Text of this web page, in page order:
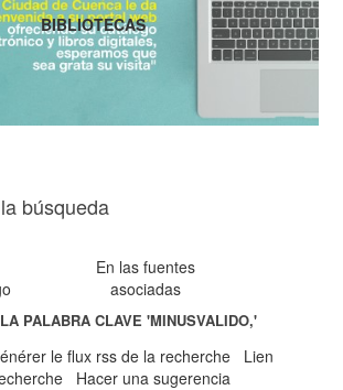
búsqueda
En las fuentes
asociadas
PALABRA CLAVE'MINUSVALIDO,'
le flux rss de la recherche
Lien
Hacer una sugerencia
BIBLIOTECAS